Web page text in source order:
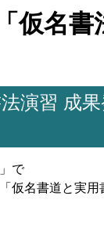
仮名
演習 成
で
名書道と実